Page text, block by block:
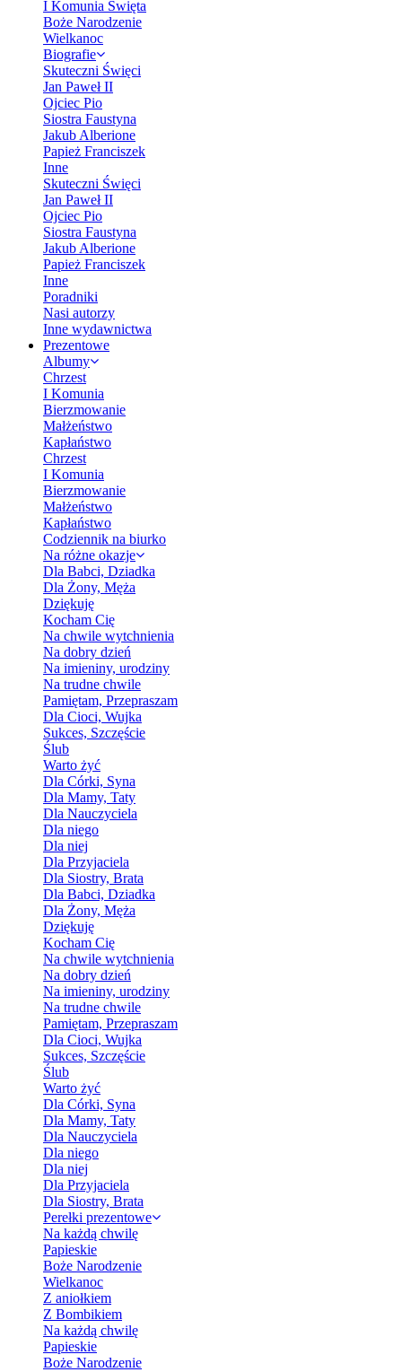
I Komunia Święta
Boże Narodzenie
Wielkanoc
Biografie
Skuteczni Święci
Jan Paweł II
Ojciec Pio
Siostra Faustyna
Jakub Alberione
Papież Franciszek
Inne
Skuteczni Święci
Jan Paweł II
Ojciec Pio
Siostra Faustyna
Jakub Alberione
Papież Franciszek
Inne
Poradniki
Nasi autorzy
Inne wydawnictwa
Prezentowe
Albumy
Chrzest
I Komunia
Bierzmowanie
Małżeństwo
Kapłaństwo
Chrzest
I Komunia
Bierzmowanie
Małżeństwo
Kapłaństwo
Codziennik na biurko
Na różne okazje
Dla Babci, Dziadka
Dla Żony, Męża
Dziękuję
Kocham Cię
Na chwile wytchnienia
Na dobry dzień
Na imieniny, urodziny
Na trudne chwile
Pamiętam, Przepraszam
Dla Cioci, Wujka
Sukces, Szczęście
Ślub
Warto żyć
Dla Córki, Syna
Dla Mamy, Taty
Dla Nauczyciela
Dla niego
Dla niej
Dla Przyjaciela
Dla Siostry, Brata
Dla Babci, Dziadka
Dla Żony, Męża
Dziękuję
Kocham Cię
Na chwile wytchnienia
Na dobry dzień
Na imieniny, urodziny
Na trudne chwile
Pamiętam, Przepraszam
Dla Cioci, Wujka
Sukces, Szczęście
Ślub
Warto żyć
Dla Córki, Syna
Dla Mamy, Taty
Dla Nauczyciela
Dla niego
Dla niej
Dla Przyjaciela
Dla Siostry, Brata
Perełki prezentowe
Na każdą chwilę
Papieskie
Boże Narodzenie
Wielkanoc
Z aniołkiem
Z Bombikiem
Na każdą chwilę
Papieskie
Boże Narodzenie